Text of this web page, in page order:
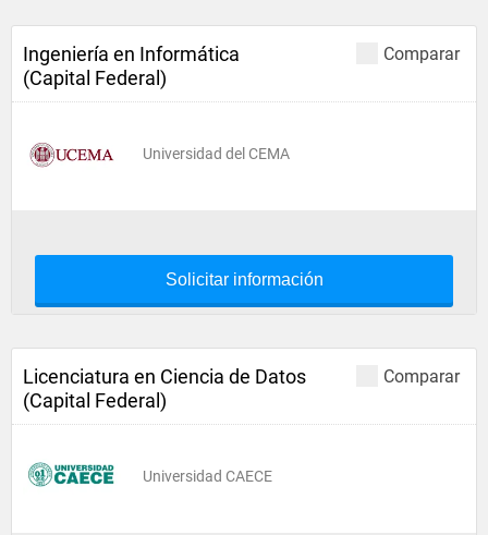
Comparar
Ingeniería en Informática
(Capital Federal)
Universidad del CEMA
Solicitar información
Comparar
Licenciatura en Ciencia de Datos
(Capital Federal)
Universidad CAECE